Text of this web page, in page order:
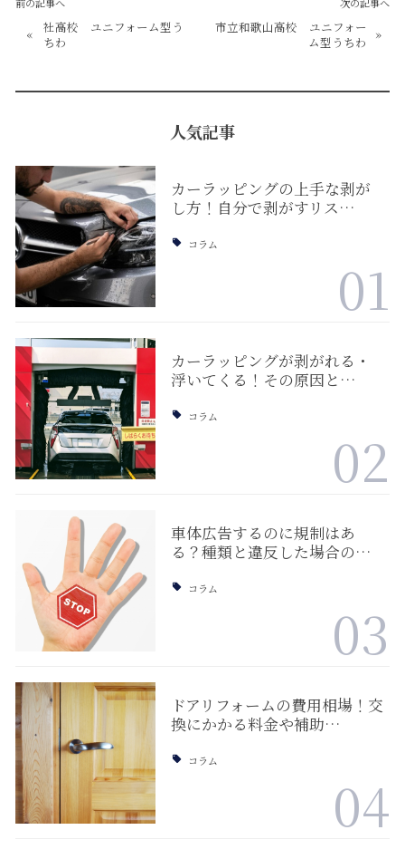
«
社高校 ユニフォーム型う
ちわ
市立和歌山高校 ユニフォー
ム型うちわ
»
人気記事
カーラッピングの上手な剥が
し方！自分で剥がすリス…
コラム
01
カーラッピングが剥がれる・
浮いてくる！その原因と…
コラム
02
車体広告するのに規制はあ
る？種類と違反した場合の…
コラム
03
ドアリフォームの費用相場！交
換にかかる料金や補助…
コラム
04